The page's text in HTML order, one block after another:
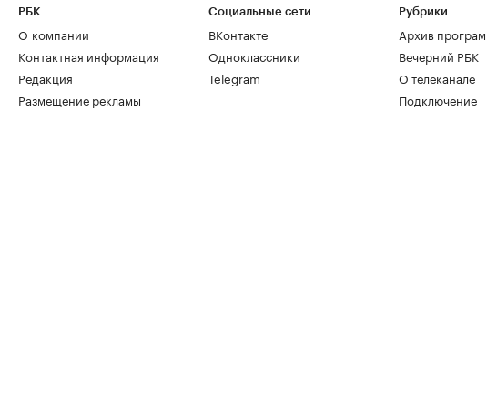
РБК
О компании
Контактная информация
Редакция
Размещение рекламы
Социальные сети
ВКонтакте
Одноклассники
Telegram
Рубрики
Архив
Вечерний РБК
О телеканале
Подключение